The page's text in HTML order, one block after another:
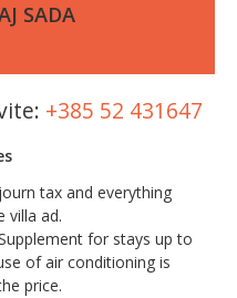
SADA
+385 52 431647
tax and everything
villa ad.
for stays up to
of air conditioning is
price.